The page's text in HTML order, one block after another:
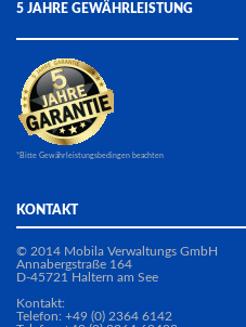
5 JAHRE GEWÄHRLEISTUNG
*Bitte Gewährleistungsbedingen beachten
KONTAKT
© 2014 Mobila Verwaltungs GmbH
Annabergstraße 164
D-45721 Haltern am See
Kontakt:
Telefon: +49 (0) 2364 6142